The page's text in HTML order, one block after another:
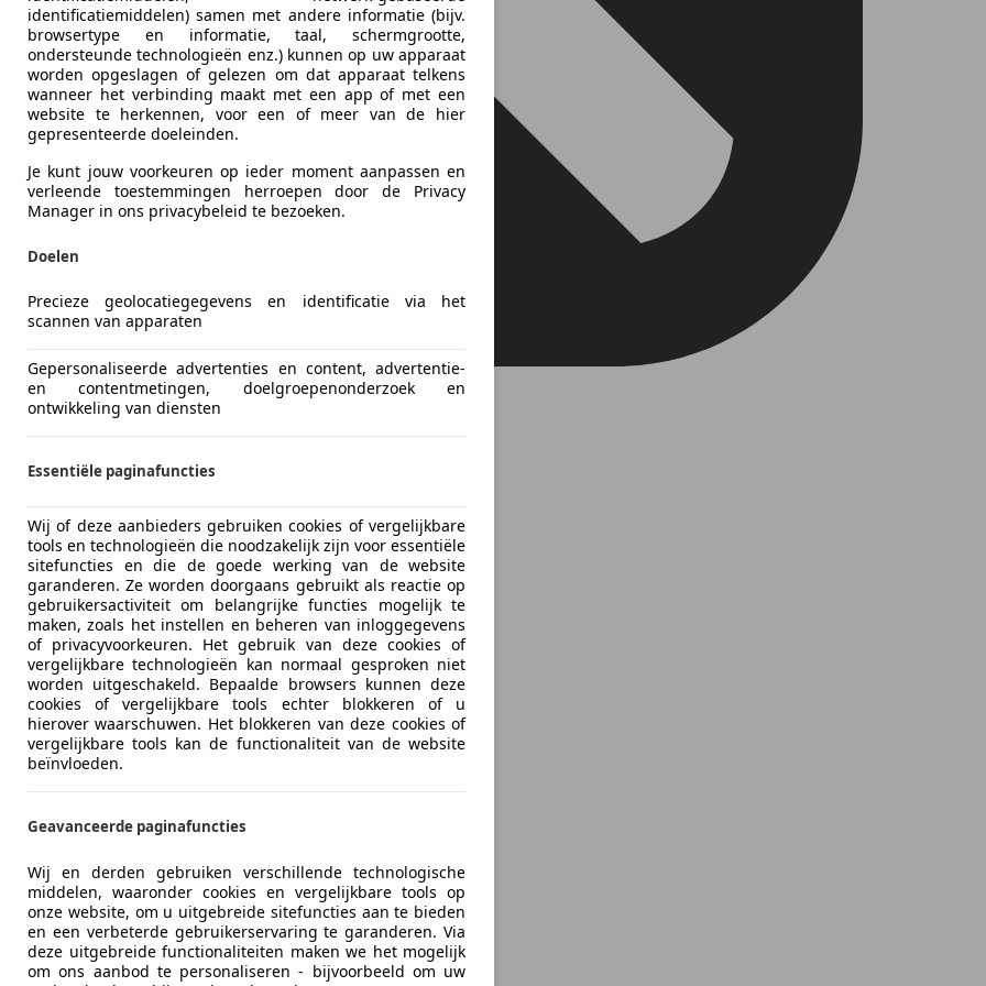
identificatiemiddelen) samen met andere informatie (bijv.
browsertype en informatie, taal, schermgrootte,
ondersteunde technologieën enz.) kunnen op uw apparaat
worden opgeslagen of gelezen om dat apparaat telkens
wanneer het verbinding maakt met een app of met een
website te herkennen, voor een of meer van de hier
gepresenteerde doeleinden.
Je kunt jouw voorkeuren op ieder moment aanpassen en
verleende toestemmingen herroepen door de Privacy
Manager in ons privacybeleid te bezoeken.
Doelen
Precieze geolocatiegegevens en identificatie via het
scannen van apparaten
Gepersonaliseerde advertenties en content, advertentie-
en contentmetingen, doelgroepenonderzoek en
ontwikkeling van diensten
Essentiële paginafuncties
Wij of deze aanbieders gebruiken cookies of vergelijkbare
tools en technologieën die noodzakelijk zijn voor essentiële
sitefuncties en die de goede werking van de website
garanderen. Ze worden doorgaans gebruikt als reactie op
gebruikersactiviteit om belangrijke functies mogelijk te
maken, zoals het instellen en beheren van inloggegevens
of privacyvoorkeuren. Het gebruik van deze cookies of
vergelijkbare technologieën kan normaal gesproken niet
worden uitgeschakeld. Bepaalde browsers kunnen deze
cookies of vergelijkbare tools echter blokkeren of u
hierover waarschuwen. Het blokkeren van deze cookies of
vergelijkbare tools kan de functionaliteit van de website
beïnvloeden.
Geavanceerde paginafuncties
Wij en derden gebruiken verschillende technologische
middelen, waaronder cookies en vergelijkbare tools op
onze website, om u uitgebreide sitefuncties aan te bieden
en een verbeterde gebruikerservaring te garanderen. Via
deze uitgebreide functionaliteiten maken we het mogelijk
om ons aanbod te personaliseren - bijvoorbeeld om uw